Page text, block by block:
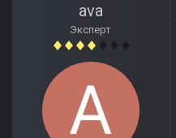
ava
Эксперт